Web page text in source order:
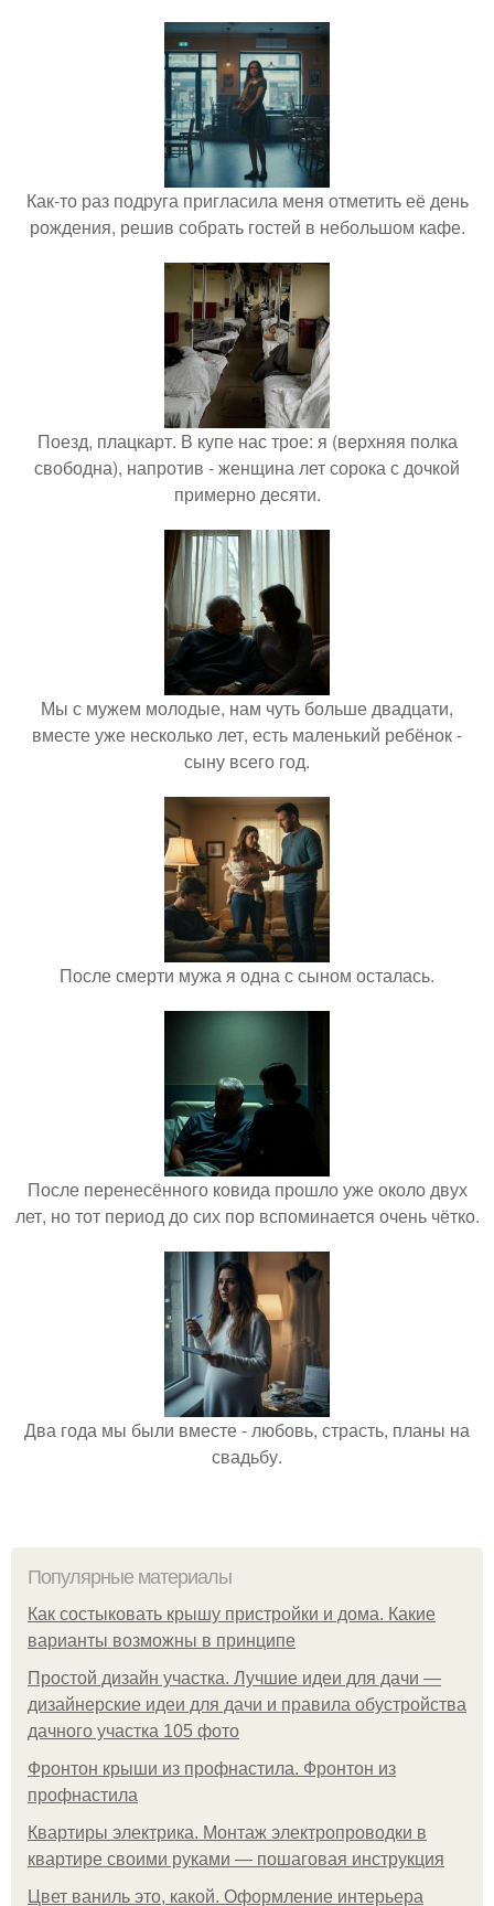
Как-то раз подруга пригласила меня отметить её день
рождения, решив собрать гостей в небольшом кафе.
Поезд, плацкарт. В купе нас трое: я (верхняя полка
свободна), напротив - женщина лет сорока с дочкой
примерно десяти.
Мы с мужем молодые, нам чуть больше двадцати,
вместе уже несколько лет, есть маленький ребёнок -
сыну всего год.
После смерти мужа я одна с сыном осталась.
После перенесённого ковида прошло уже около двух
лет, но тот период до сих пор вспоминается очень чётко.
Два года мы были вместе - любовь, страсть, планы на
свадьбу.
Популярные материалы
Как состыковать крышу пристройки и дома. Какие
варианты возможны в принципе
Простой дизайн участка. Лучшие идеи для дачи —
дизайнерские идеи для дачи и правила обустройства
дачного участка 105 фото
Фронтон крыши из профнастила. Фронтон из
профнастила
Квартиры электрика. Монтаж электропроводки в
квартире своими руками — пошаговая инструкция
Цвет ваниль это, какой. Оформление интерьера